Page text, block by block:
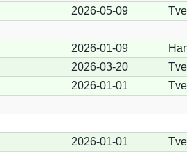
2026-05-09
2026-01-09
2026-03-20
2026-01-01
2026-01-01